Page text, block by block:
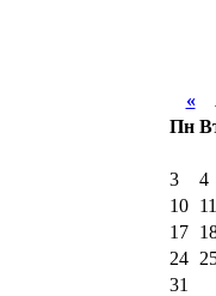
«
Пн
3
4
10
11
17
24
31